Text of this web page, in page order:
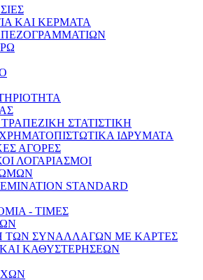
ΚΑΙ ΚΕΡΜΑΤΑ
ΣΤΑΤΙΣΤΙΚΗ
ΙΔΡΥΜΑΤΑ
ΑΓΟΡΕΣ
ΛΟΓΑΡΙΑΣΜΟΙ
STANDARD
- ΤΙΜΕΣ
ΤΩΝ ΣΥΝΑΛΛΑΓΩΝ ΜΕ ΚΑΡΤΕΣ
ΚΑΘΥΣΤΕΡΗΣΕΩΝ